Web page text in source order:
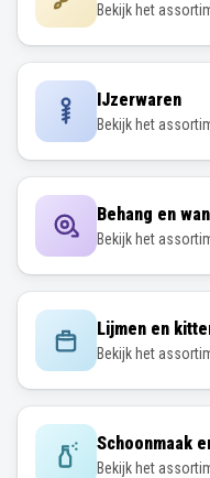
Bekijk het
IJzerwaren
Bekijk het
Behang en
Bekijk het
Lijmen en
Bekijk het
Schoonmaak
Bekijk het